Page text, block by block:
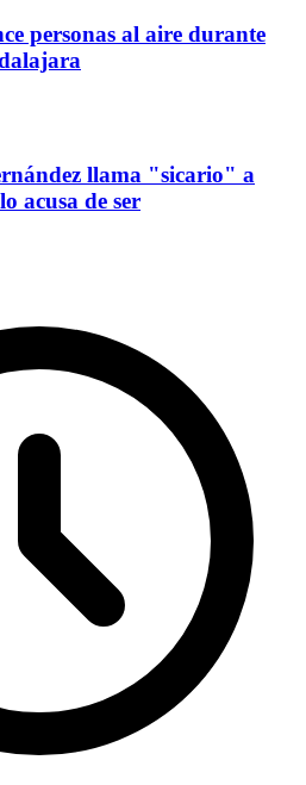
personas al aire durante
llama "sicario" a
acusa de ser